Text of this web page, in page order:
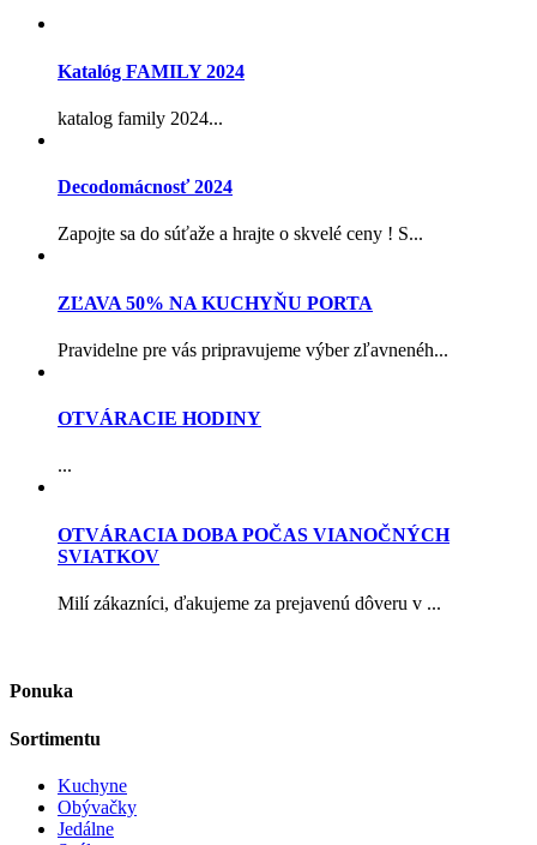
Katalóg FAMILY 2024
katalog family 2024...
Decodomácnosť 2024
Zapojte sa do súťaže a hrajte o skvelé ceny ! S...
ZĽAVA 50% NA KUCHYŇU PORTA
Pravidelne pre vás pripravujeme výber zľavnenéh...
OTVÁRACIE HODINY
...
OTVÁRACIA DOBA POČAS VIANOČNÝCH
SVIATKOV
Milí zákazníci, ďakujeme za prejavenú dôveru v ...
Ponuka
Sortimentu
Kuchyne
Obývačky
Jedálne